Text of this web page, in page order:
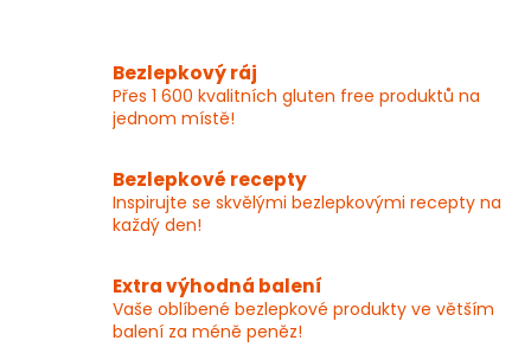
Bezlepkový ráj
Přes 1 600 kvalitních gluten free produktů na
jednom místě!
Bezlepkové recepty
Inspirujte se skvělými bezlepkovými recepty na
každý den!
Extra výhodná balení
Vaše oblíbené bezlepkové produkty ve větším
balení za méně peněz!